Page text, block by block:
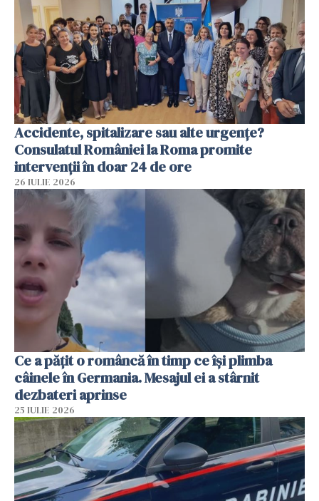
Accidente, spitalizare sau alte urgențe?
Consulatul României la Roma promite
intervenții în doar 24 de ore
26 IULIE 2026
Ce a pățit o româncă în timp ce își plimba
câinele în Germania. Mesajul ei a stârnit
dezbateri aprinse
25 IULIE 2026